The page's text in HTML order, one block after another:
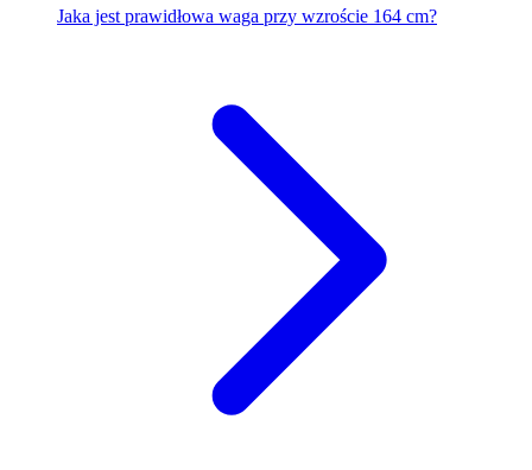
Jaka jest prawidłowa waga przy wzroście 164 cm?